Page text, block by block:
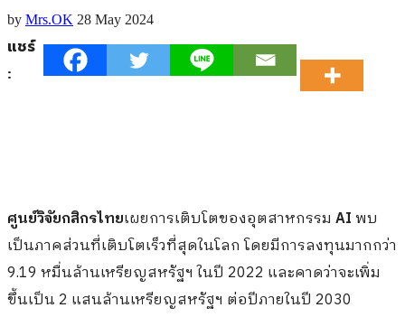
by Mrs.OK 28 May 2024
แชร์
:
ศูนย์วิจัยกสิกรไทยเผยการเติบโตของอุตสาหกรรม AIพบ
เป็นภาคส่วนที่เติบโตเร็วที่สุดในโลก โดยมีการลงทุนมากกว่า
9.19 หมื่นล้านเหรียญสหรัฐฯ ในปี 2022 และคาดว่าจะเพิ่ม
ขึ้นเป็น 2 แสนล้านเหรียญสหรัฐฯ ต่อปีภายในปี 2030